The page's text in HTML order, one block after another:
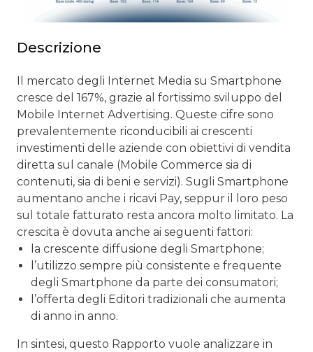
Descrizione
Il mercato degli Internet Media su Smartphone
cresce del 167%, grazie al fortissimo sviluppo del
Mobile Internet Advertising. Queste cifre sono
prevalentemente riconducibili ai crescenti
investimenti delle aziende con obiettivi di vendita
diretta sul canale (Mobile Commerce sia di
contenuti, sia di beni e servizi). Sugli Smartphone
aumentano anche i ricavi Pay, seppur il loro peso
sul totale fatturato resta ancora molto limitato. La
crescita è dovuta anche ai seguenti fattori:
la crescente diffusione degli Smartphone;
l’utilizzo sempre più consistente e frequente
degli Smartphone da parte dei consumatori;
l’offerta degli Editori tradizionali che aumenta
di anno in anno.
In sintesi, questo Rapporto vuole analizzare in